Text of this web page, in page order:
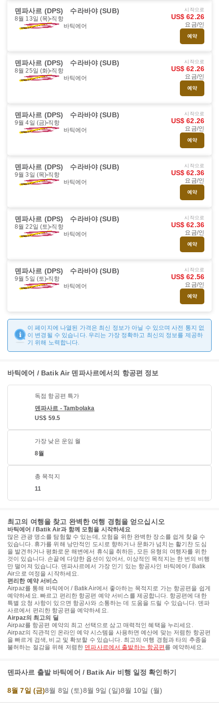
덴파사르 (DPS) 수라바야 (SUB)
8월 13일 (목) 직항
바틱에어
시작으로
US$ 62.26
요금/인
예약
덴파사르 (DPS) 수라바야 (SUB)
8월 25일 (화) 직항
바틱에어
시작으로
US$ 62.26
요금/인
예약
덴파사르 (DPS) 수라바야 (SUB)
9월 4일 (금) 직항
바틱에어
시작으로
US$ 62.26
요금/인
예약
덴파사르 (DPS) 수라바야 (SUB)
9월 3일 (목) 직항
바틱에어
시작으로
US$ 62.36
요금/인
예약
덴파사르 (DPS) 수라바야 (SUB)
8월 22일 (토) 직항
바틱에어
시작으로
US$ 62.36
요금/인
예약
덴파사르 (DPS) 수라바야 (SUB)
9월 5일 (토) 직항
바틱에어
시작으로
US$ 62.56
요금/인
예약
이 페이지에 나열된 가격은 최신 정보가 아닐 수 있으며 사전 통지 없
이 변경될 수 있습니다. 우리는 가장 정확하고 최신의 정보를 제공하
기 위해 노력합니다.
바틱에어 / Batik Air 덴파사르에서의 항공편 정보
독점 항공편 특가
덴파사르 - Tambolaka
US$ 59.5
가장 낮은 운임 월
8월
총 목적지
11
최고의 여행을 찾고 완벽한 여행 경험을 얻으십시오
바틱에어 / Batik Air과 함께 모험을 시작하세요
많은 관광 명소를 탐험할 수 있는데, 모험을 위한 완벽한 장소를 쉽게 찾을 수
있습니다. 휴가를 위해 낭만적인 도시로 향하거나 문화가 넘치는 활기찬 도심
을 발견하거나 평화로운 해변에서 휴식을 취하든, 모든 유형의 여행자를 위한
것이 있습니다. 손끝에 다양한 옵션이 있어서, 이상적인 목적지는 한 번의 비행
만 떨어져 있습니다. 덴파사르에서 가장 인기 있는 항공사인 바틱에어 / Batik
Air으로 여정을 시작하세요.
편리한 예약 서비스
Airpaz를 통해 바틱에어 / Batik Air에서 좋아하는 목적지로 가는 항공편을 쉽게
예약하세요. 빠르고 편리한 항공편 예약 서비스를 제공합니다. 항공편에 대한
특별 요청 사항이 있으면 항공사와 소통하는 데 도움을 드릴 수 있습니다. 덴파
사르에서 편리한 항공편을 예약하세요.
Airpaz의 최고의 딜
Airpaz를 항공편 예약의 최고 선택으로 삼고 매력적인 혜택을 누리세요.
Airpaz의 직관적인 온라인 예약 시스템을 사용하면 예산에 맞는 저렴한 항공편
을 빠르게 검색, 비교 및 확보할 수 있습니다. 최고의 여행 경험과 타의 추종을
불허하는 절감을 위해 저렴한 덴파사르에서 출발하는 항공편 를 예약하세요.
덴파사르 출발 바틱에어 / Batik Air 비행 일정 확인하기
8월 7일 (금)8월 8일 (토)8월 9일 (일)8월 10일 (월)